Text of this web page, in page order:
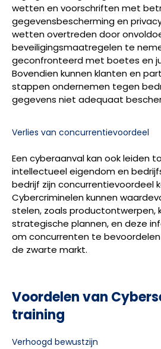
wetten en voorschriften met
gegevensbescherming en
wetten overtreden door
beveiligingsmaatregelen te
geconfronteerd met boetes en
Bovendien kunnen klanten en
stappen ondernemen tegen
gegevens niet adequaat
Verlies van concurrentievoordeel
Een cyberaanval kan ook leiden
intellectueel eigendom en
bedrijf zijn concurrentievoordeel
Cybercriminelen kunnen
stelen, zoals productontwerpen,
strategische plannen, en deze
om concurrenten te
de zwarte markt.
Voordelen van
training
Verhoogd bewustzijn